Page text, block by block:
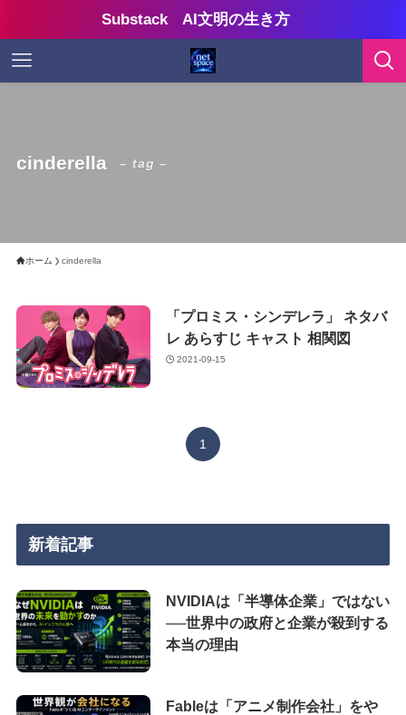
Substack AI文明の生き方
cinderella – tag –
ホーム cinderella
「プロミス・シンデレラ」 ネタバ
レ あらすじ キャスト 相関図
2021-09-15
1
新着記事
NVIDIAは「半導体企業」ではない
──世界中の政府と企業が殺到する
本当の理由
Fableは「アニメ制作会社」をや